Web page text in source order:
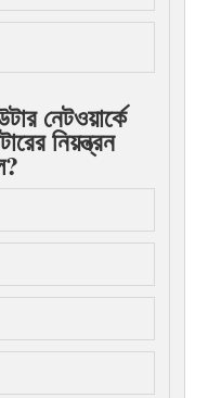
নেটওয়ার্কে
নিয়ন্ত্রন